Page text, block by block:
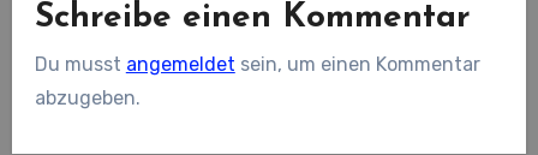
Schreibe einen Kommentar
Du musst angemeldet sein, um einen Kommentar
abzugeben.